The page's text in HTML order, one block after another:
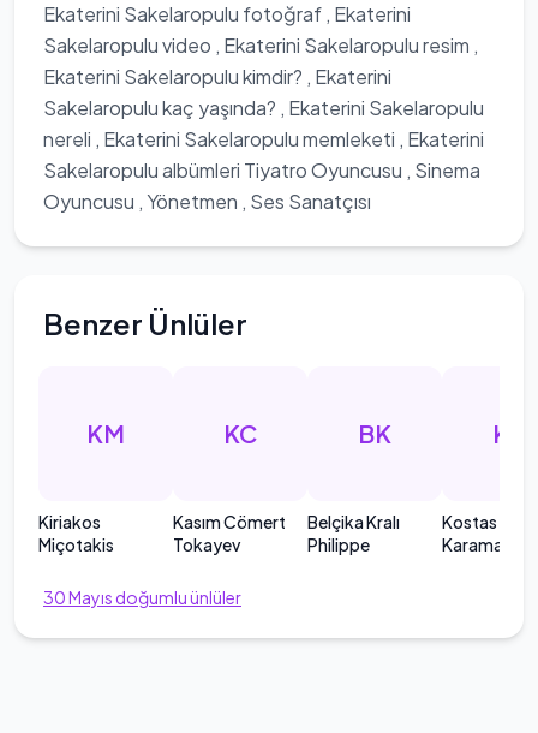
Ekaterini Sakelaropulu fotoğraf , Ekaterini
Sakelaropulu video , Ekaterini Sakelaropulu resim ,
Ekaterini Sakelaropulu kimdir? , Ekaterini
Sakelaropulu kaç yaşında? , Ekaterini Sakelaropulu
nereli , Ekaterini Sakelaropulu memleketi , Ekaterini
Sakelaropulu albümleri Tiyatro Oyuncusu , Sinema
Oyuncusu , Yönetmen , Ses Sanatçısı
Benzer Ünlüler
KM
Kiriakos
Miçotakis
KC
Kasım Cömert
Tokayev
BK
Belçika Kralı
Philippe
KK
Kostas
Karamanlis
30Mayıs doğumlu ünlüler